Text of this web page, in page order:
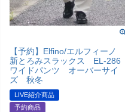
【予約】Elfino/エルフィーノ
新とろみスラックス EL-286
ワイドパンツ オーバーサイ
ズ 秋冬
LIVE紹介商品
予約商品